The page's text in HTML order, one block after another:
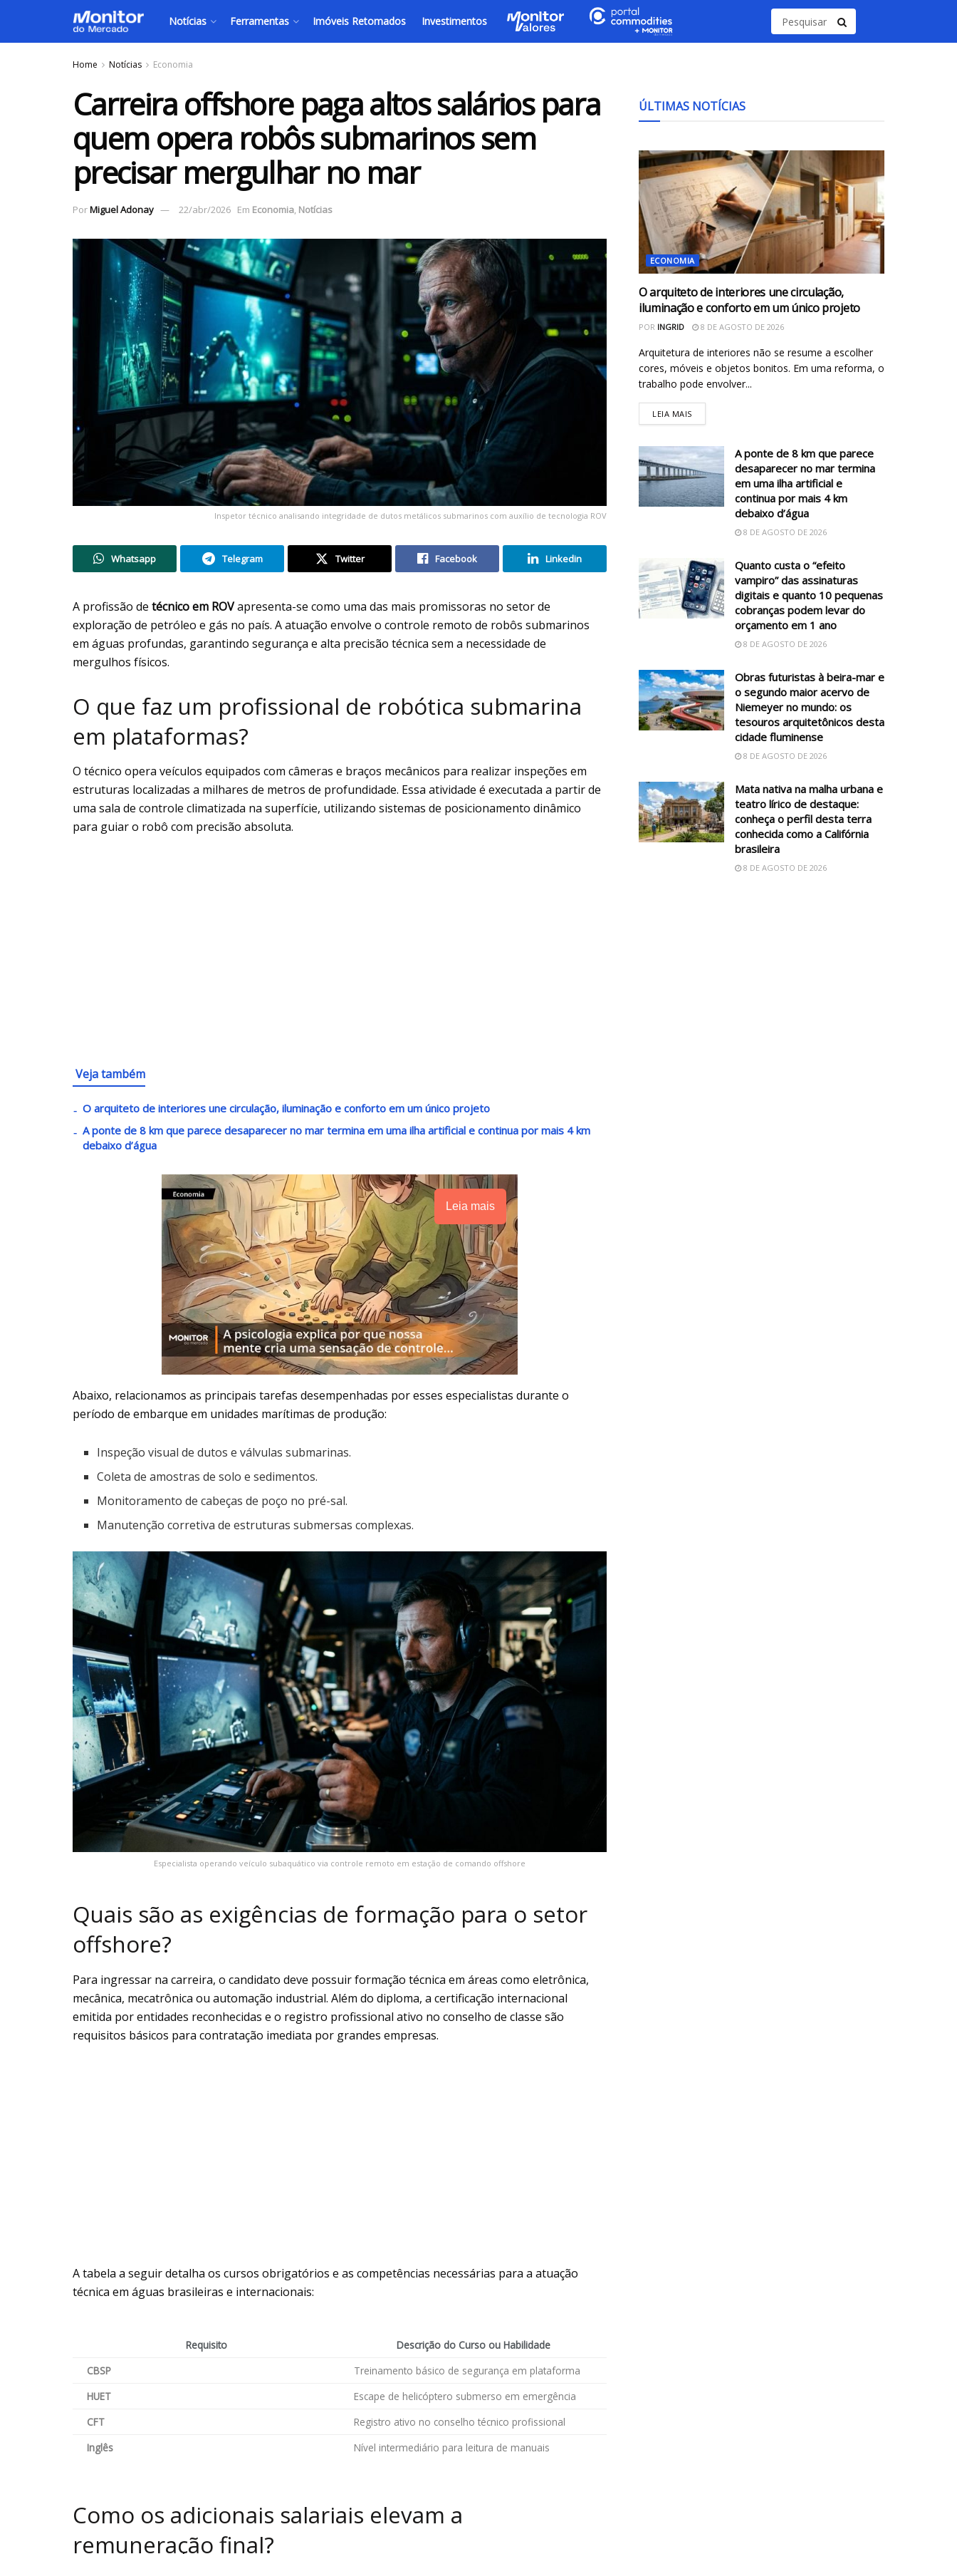
Notícias Ferramentas Imóveis Retomados Investimentos
Home Notícias Economia
Carreira offshore paga altos salários para
quem opera robôs submarinos sem
precisar mergulhar no mar
PorMiguel Adonay 22/abr/2026 Em Economia, Notícias
Inspetor técnico analisando integridade de dutos metálicos submarinos com auxílio de tecnologia ROV
Whatsapp Telegram Twitter Facebook Linkedin
A profissão de técnico em ROVapresenta-se como uma das mais promissoras no setor de
exploração de petróleo e gás no país. A atuação envolve o controle remoto de robôs submarinos
em águas profundas, garantindo segurança e alta precisão técnica sem a necessidade de
mergulhos físicos.
O que faz um profissional de robótica submarina
em plataformas?
O técnico opera veículos equipados com câmeras e braços mecânicos para realizar inspeções em
estruturas localizadas a milhares de metros de profundidade. Essa atividade é executada a partir de
uma sala de controle climatizada na superfície, utilizando sistemas de posicionamento dinâmico
para guiar o robô com precisão absoluta.
Veja também
O arquiteto de interiores une circulação, iluminação e conforto em um único projeto
A ponte de 8 km que parece desaparecer no mar termina em uma ilha artificial e continua por mais 4 km
debaixo d’água
Leia mais
Abaixo, relacionamos as principais tarefas desempenhadas por esses especialistas durante o
período de embarque em unidades marítimas de produção:
Inspeção visual de dutos e válvulas submarinas.
Coleta de amostras de solo e sedimentos.
Monitoramento de cabeças de poço no pré-sal.
Manutenção corretiva de estruturas submersas complexas.
Especialista operando veículo subaquático via controle remoto em estação de comando offshore
Quais são as exigências de formação para o setor
offshore?
Para ingressar na carreira, o candidato deve possuir formação técnica em áreas como eletrônica,
mecânica, mecatrônica ou automação industrial. Além do diploma, a certificação internacional
emitida por entidades reconhecidas e o registro profissional ativo no conselho de classe são
requisitos básicos para contratação imediata por grandes empresas.
A tabela a seguir detalha os cursos obrigatórios e as competências necessárias para a atuação
técnica em águas brasileiras e internacionais:
Requisito
Descrição do Curso ou Habilidade
CBSP
Treinamento básico de segurança em plataforma
HUET
Escape de helicóptero submerso em emergência
CFT
Registro ativo no conselho técnico profissional
Inglês
Nível intermediário para leitura de manuais
Como os adicionais salariais elevam a
remuneração final?
ÚLTIMAS NOTÍCIAS
ECONOMIA
O arquiteto de interiores une circulação,
iluminação e conforto em um único projeto
POR INGRID 8 DE AGOSTO DE 2026
Arquitetura de interiores não se resume a escolher
cores, móveis e objetos bonitos. Em uma reforma, o
trabalho pode envolver...
LEIA MAIS
A ponte de 8 km que parece
desaparecer no mar termina
em uma ilha artificial e
continua por mais 4 km
debaixo d’água
8 DE AGOSTO DE 2026
Quanto custa o “efeito
vampiro” das assinaturas
digitais e quanto 10 pequenas
cobranças podem levar do
orçamento em 1 ano
8 DE AGOSTO DE 2026
Obras futuristas à beira-mar e
o segundo maior acervo de
Niemeyer no mundo: os
tesouros arquitetônicos desta
cidade fluminense
8 DE AGOSTO DE 2026
Mata nativa na malha urbana e
teatro lírico de destaque:
conheça o perfil desta terra
conhecida como a Califórnia
brasileira
8 DE AGOSTO DE 2026